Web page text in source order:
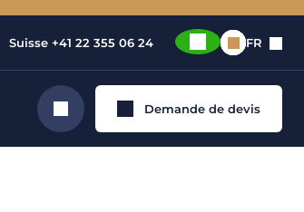
Suisse +41 22 355 06 24 FR
Rechercher Demande de devis